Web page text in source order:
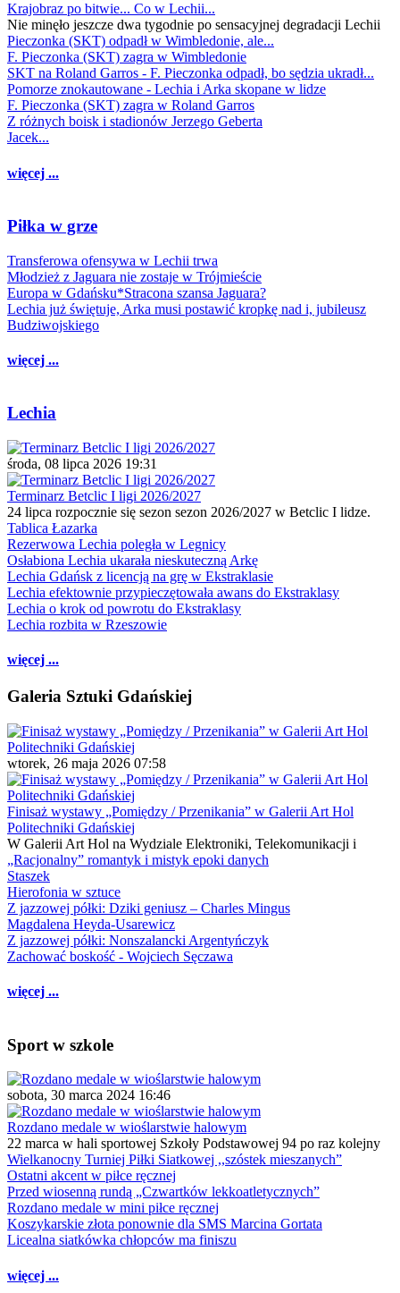
Krajobraz po bitwie... Co w Lechii...
Nie minęło jeszcze dwa tygodnie po sensacyjnej degradacji Lechii
Pieczonka (SKT) odpadł w Wimbledonie, ale...
F. Pieczonka (SKT) zagra w Wimbledonie
SKT na Roland Garros - F. Pieczonka odpadł, bo sędzia ukradł...
Pomorze znokautowane - Lechia i Arka skopane w lidze
F. Pieczonka (SKT) zagra w Roland Garros
Z różnych boisk i stadionów Jerzego Geberta
Jacek...
więcej ...
Piłka w grze
Transferowa ofensywa w Lechii trwa
Młodzież z Jaguara nie zostaje w Trójmieście
Europa w Gdańsku*Stracona szansa Jaguara?
Lechia już świętuje, Arka musi postawić kropkę nad i, jubileusz
Budziwojskiego
więcej ...
Lechia
środa, 08 lipca 2026 19:31
Terminarz Betclic I ligi 2026/2027
24 lipca rozpocznie się sezon sezon 2026/2027 w Betclic I lidze.
Tablica Łazarka
Rezerwowa Lechia poległa w Legnicy
Osłabiona Lechia ukarała nieskuteczną Arkę
Lechia Gdańsk z licencją na grę w Ekstraklasie
Lechia efektownie przypieczętowała awans do Ekstraklasy
Lechia o krok od powrotu do Ekstraklasy
Lechia rozbita w Rzeszowie
więcej ...
Galeria Sztuki Gdańskiej
wtorek, 26 maja 2026 07:58
Finisaż wystawy „Pomiędzy / Przenikania” w Galerii Art Hol
Politechniki Gdańskiej
W Galerii Art Hol na Wydziale Elektroniki, Telekomunikacji i
„Racjonalny” romantyk i mistyk epoki danych
Staszek
Hierofonia w sztuce
Z jazzowej półki: Dziki geniusz – Charles Mingus
Magdalena Heyda-Usarewicz
Z jazzowej półki: Nonszalancki Argentyńczyk
Zachować boskość - Wojciech Sęczawa
więcej ...
Sport w szkole
sobota, 30 marca 2024 16:46
Rozdano medale w wioślarstwie halowym
22 marca w hali sportowej Szkoły Podstawowej 94 po raz kolejny
Wielkanocny Turniej Piłki Siatkowej ,,szóstek mieszanych”
Ostatni akcent w piłce ręcznej
Przed wiosenną rundą „Czwartków lekkoatletycznych”
Rozdano medale w mini piłce ręcznej
Koszykarskie złota ponownie dla SMS Marcina Gortata
Licealna siatkówka chłopców ma finiszu
więcej ...